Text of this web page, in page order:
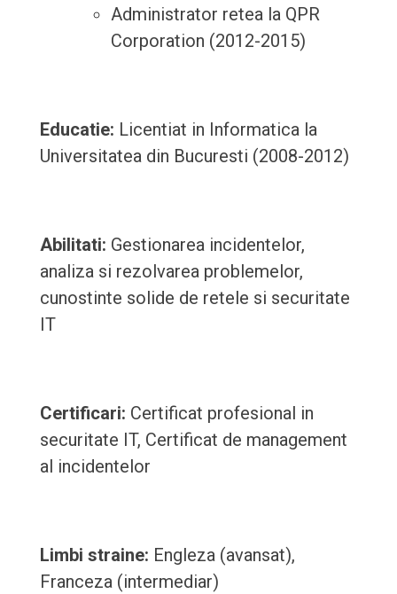
Administrator retea la QPR
Corporation (2012-2015)
Educatie: Licentiat in Informatica la
Universitatea din Bucuresti (2008-2012)
Abilitati: Gestionarea incidentelor,
analiza si rezolvarea problemelor,
cunostinte solide de retele si securitate
IT
Certificari: Certificat profesional in
securitate IT, Certificat de management
al incidentelor
Limbi straine: Engleza (avansat),
Franceza (intermediar)